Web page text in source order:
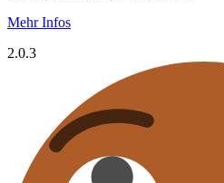
Mehr Infos
2.0.3